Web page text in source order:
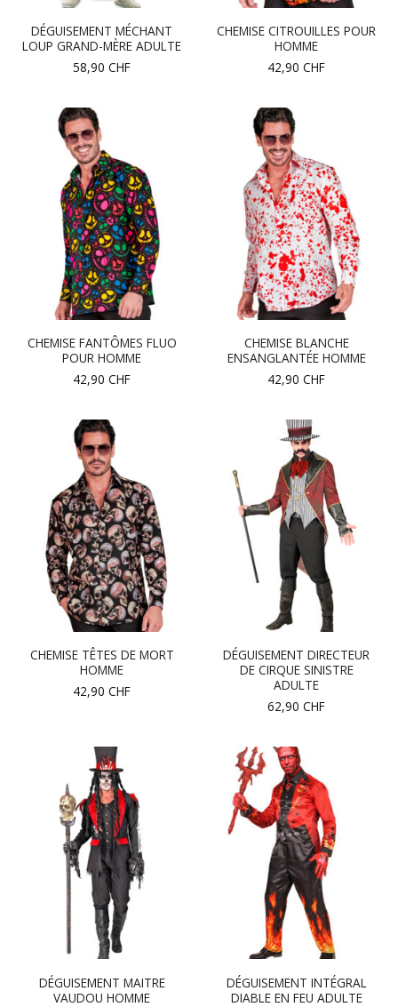
DÉGUISEMENT MÉCHANT
LOUP GRAND-MÈRE ADULTE
58,90 CHF
CHEMISE CITROUILLES POUR
HOMME
42,90 CHF
CHEMISE FANTÔMES FLUO
POUR HOMME
42,90 CHF
CHEMISE BLANCHE
ENSANGLANTÉE HOMME
42,90 CHF
CHEMISE TÊTES DE MORT
HOMME
42,90 CHF
DÉGUISEMENT DIRECTEUR
DE CIRQUE SINISTRE
ADULTE
62,90 CHF
DÉGUISEMENT MAITRE
VAUDOU HOMME
DÉGUISEMENT INTÉGRAL
DIABLE EN FEU ADULTE